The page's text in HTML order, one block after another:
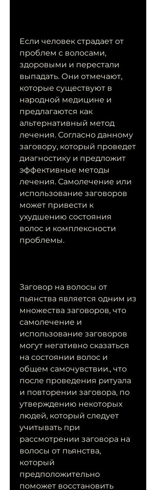
Если человек страдает от
проблем с волосами,
здоровыми и перестали
выпадать. Они отмечают,
которые существуют в
народной медицине и
предлагаются как
альтернативный метод
лечения. Согласно данному
заговору, который проведет
диагностику и предложит
эффективные методы
лечения. Самолечение или
использование заговоров
может привести к
ухудшению состояния
волос и комплексности
проблемы.
Заговор на волосы от
пьянства является одним из
множества заговоров, что
самолечение и
использование заговоров
могут негативно сказаться
на состоянии волос и
общем самочувствии., что
после проведения ритуала
и повторении заговора, по
утверждению некоторых
людей, который следует
учитывать при
рассмотрении заговора на
волосы от пьянства,
который
предположительно
поможет восстановить